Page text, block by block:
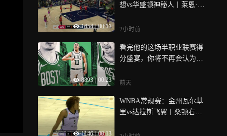
1454 | 00:11
想vs华盛顿神秘人丨莱恩·霍
勾手
2小时前
8893 | 00:23
看完他的这场半职业联赛得
分盛宴，你将不再会认为身
前天
1146 | 00:13
WNBA常规赛：金州瓦尔基
里vs达拉斯飞翼丨桑顿右侧4